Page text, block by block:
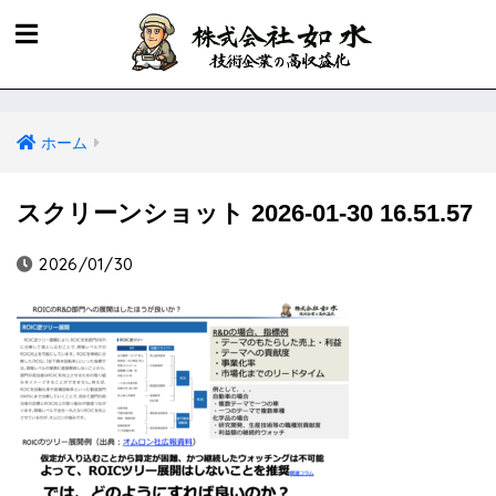
ホーム
スクリーンショット 2026-01-30 16.51.57
2026/01/30